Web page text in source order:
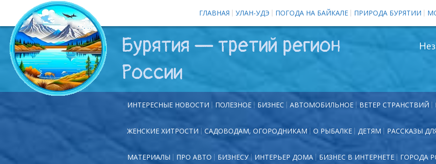
ГЛАВНАЯ УЛАН-УДЭ ПОГОДА НА БАЙКАЛЕ ПРИРОДА БУРЯТИИ
Бурятия — третий регион
России
ИНТЕРЕСНЫЕ НОВОСТИ ПОЛЕЗНОЕ БИЗНЕС АВТОМОБИЛЬНОЕ ВЕТЕР СТРАНСТВИЙ
ЖЕНСКИЕ ХИТРОСТИ САДОВОДАМ, ОГОРОДНИКАМ О РЫБАЛКЕ ДЕТЯМ РАССКАЗЫ
МАТЕРИАЛЫ ПРО АВТО БИЗНЕСУ ИНТЕРЬЕР ДОМА БИЗНЕС В ИНТЕРНЕТЕ ГОРОДА